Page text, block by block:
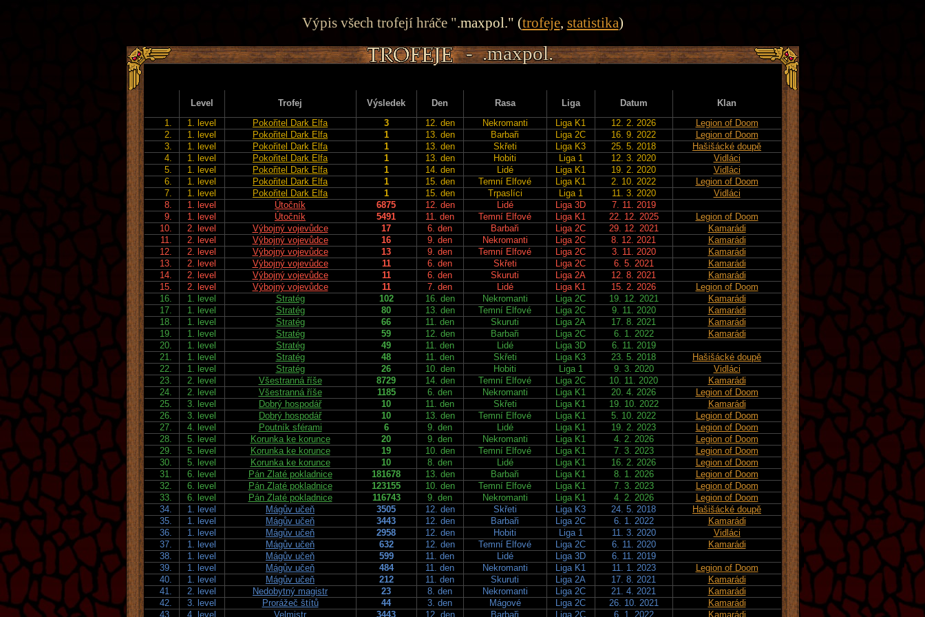
Výpis všech trofejí hráče ".maxpol." (trofeje, statistika)
- .maxpol.
- .maxpol.
- .maxpol.
- .maxpol.
- .maxpol.
Level Trofej Výsledek Den Rasa Liga Datum
Klan
1.
1. level Pokořitel Dark Elfa 3 12. den Nekromanti Liga K1 12. 2. 2026
Legion of Doom
2.
1. level Pokořitel Dark Elfa 1 13. den Barbaři Liga 2C 16. 9. 2022
Legion of Doom
3.
1. level Pokořitel Dark Elfa 1 13. den Skřeti Liga K3 25. 5. 2018
Hašišácké doupě
4.
1. level Pokořitel Dark Elfa 1 13. den Hobiti Liga 1 12. 3. 2020
Vidláci
5.
1. level Pokořitel Dark Elfa 1 14. den Lidé Liga K1 19. 2. 2020
Vidláci
6.
1. level Pokořitel Dark Elfa 1 15. den Temní Elfové Liga K1 2. 10. 2022
Legion of Doom
7.
1. level Pokořitel Dark Elfa 1 15. den Trpaslíci Liga 1 11. 3. 2020
Vidláci
8.
1. level Útočník 6875 12. den Lidé Liga 3D
7. 11. 2019
9.
1. level Útočník 5491 11. den Temní Elfové Liga K1 22. 12. 2025
Legion of Doom
10.
2. level Výbojný vojevůdce 17 6. den Barbaři Liga 2C 29. 12. 2021
Kamarádi
11.
2. level Výbojný vojevůdce 16 9. den Nekromanti Liga 2C 8. 12. 2021
Kamarádi
12.
2. level Výbojný vojevůdce 13 9. den Temní Elfové Liga 2C 3. 11. 2020
Kamarádi
13.
2. level Výbojný vojevůdce 11 6. den Skřeti Liga 2C 6. 5. 2021
Kamarádi
14.
2. level Výbojný vojevůdce 11 6. den Skuruti Liga 2A 12. 8. 2021
Kamarádi
15.
2. level Výbojný vojevůdce 11 7. den Lidé Liga K1 15. 2. 2026
Legion of Doom
16.
1. level Stratég 102 16. den Nekromanti Liga 2C 19. 12. 2021
Kamarádi
17.
1. level Stratég 80 13. den Temní Elfové Liga 2C 9. 11. 2020
Kamarádi
18.
1. level Stratég 66 11. den Skuruti Liga 2A 17. 8. 2021
Kamarádi
19.
1. level Stratég 59 12. den Barbaři Liga 2C 6. 1. 2022
Kamarádi
20.
1. level Stratég 49 11. den Lidé Liga 3D
6. 11. 2019
21.
1. level Stratég 48 11. den Skřeti Liga K3 23. 5. 2018
Hašišácké doupě
22.
1. level Stratég 26 10. den Hobiti Liga 1 9. 3. 2020
Vidláci
23.
2. level Všestranná říše 8729 14. den Temní Elfové Liga 2C 10. 11. 2020
Kamarádi
24.
2. level Všestranná říše 1185 6. den Nekromanti Liga K1 20. 4. 2026
Legion of Doom
25.
3. level Dobrý hospodář 10 11. den Skřeti Liga K1 19. 10. 2022
Kamarádi
26.
3. level Dobrý hospodář 10 13. den Temní Elfové Liga K1 5. 10. 2022
Legion of Doom
27.
4. level Poutník sférami 6 9. den Lidé Liga K1 19. 2. 2023
Legion of Doom
28.
5. level Korunka ke korunce 20 9. den Nekromanti Liga K1 4. 2. 2026
Legion of Doom
29.
5. level Korunka ke korunce 19 10. den Temní Elfové Liga K1 7. 3. 2023
Legion of Doom
30.
5. level Korunka ke korunce 10 8. den Lidé Liga K1 16. 2. 2026
Legion of Doom
31.
6. level Pán Zlaté pokladnice 181678 13. den Barbaři Liga K1 8. 1. 2026
Legion of Doom
32.
6. level Pán Zlaté pokladnice 123155 10. den Temní Elfové Liga K1 7. 3. 2023
Legion of Doom
33.
6. level Pán Zlaté pokladnice 116743 9. den Nekromanti Liga K1 4. 2. 2026
Legion of Doom
34.
1. level Mágův učeň 3505 12. den Skřeti Liga K3 24. 5. 2018
Hašišácké doupě
35.
1. level Mágův učeň 3443 12. den Barbaři Liga 2C 6. 1. 2022
Kamarádi
36.
1. level Mágův učeň 2958 12. den Hobiti Liga 1 11. 3. 2020
Vidláci
37.
1. level Mágův učeň 632 12. den Temní Elfové Liga 2C 6. 11. 2020
Kamarádi
38.
1. level Mágův učeň 599 11. den Lidé Liga 3D
6. 11. 2019
39.
1. level Mágův učeň 484 11. den Nekromanti Liga K1 11. 1. 2023
Legion of Doom
40.
1. level Mágův učeň 212 11. den Skuruti Liga 2A 17. 8. 2021
Kamarádi
41.
2. level Nedobytný magistr 23 8. den Nekromanti Liga 2C 21. 4. 2021
Kamarádi
42.
3. level Prorážeč štítů 44 3. den Mágové Liga 2C 26. 10. 2021
Kamarádi
43.
4. level Velmistr 3443 12. den Barbaři Liga 2C 6. 1. 2022 Kamarádi